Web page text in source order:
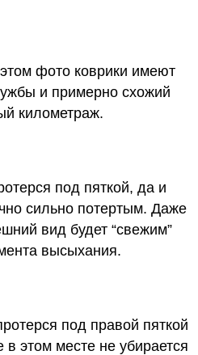
фото коврики имеют
и примерно схожий
километраж.
под пяткой, да и
сильно потертым. Даже
вид будет “свежим”
высыхания.
под правой пяткой
в этом месте не убирается